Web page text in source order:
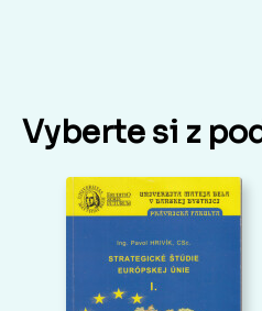
Vyberte si z